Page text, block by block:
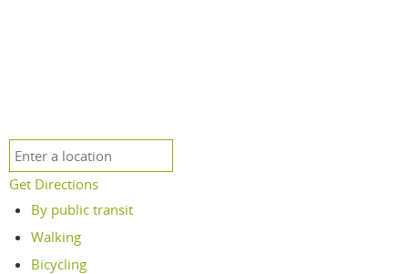
Get Directions
By public transit
Walking
Bicycling